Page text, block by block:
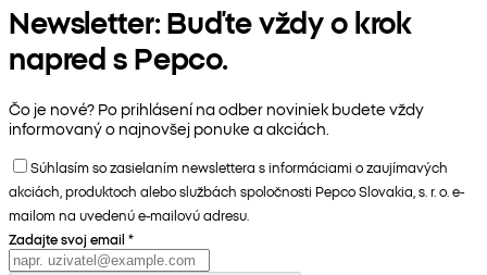
Newsletter: Buďte vždy o krok
napred s Pepco.
Čo je nové? Po prihlásení na odber noviniek budete vždy
informovaný o najnovšej ponuke a akciách.
Súhlasím so zasielaním newslettera s informáciami o zaujímavých
akciách, produktoch alebo službách spoločnosti Pepco Slovakia, s. r. o. e-
mailom na uvedenú e-mailovú adresu.
Zadajte svoj email *